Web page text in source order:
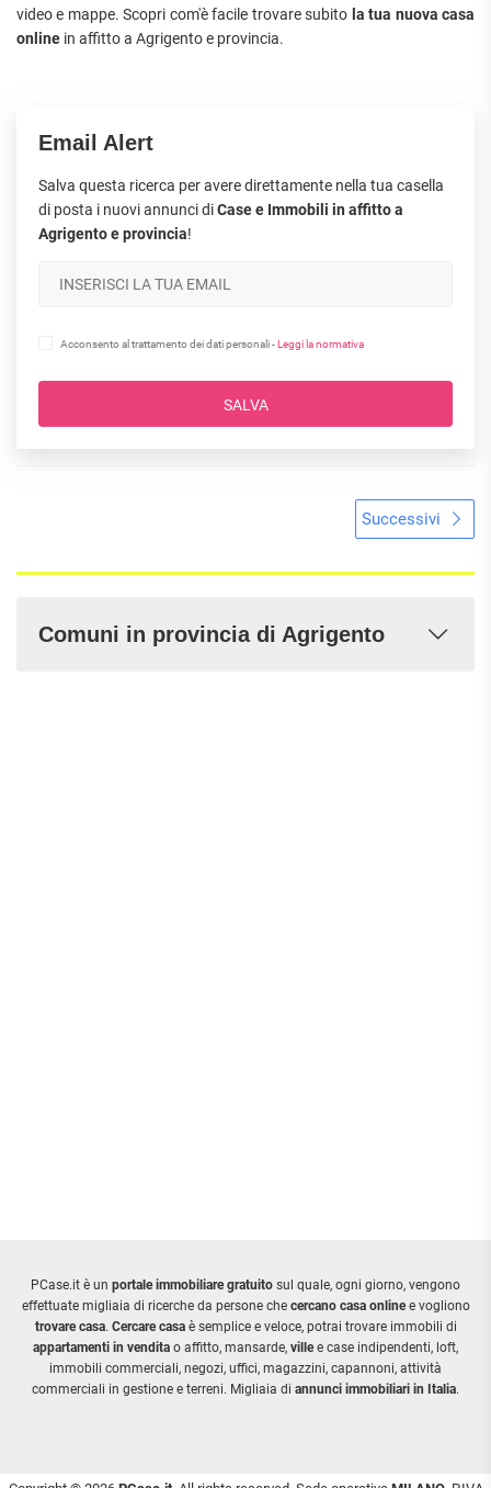
video e mappe. Scopri com'è facile trovare subito la tua nuova casa
online in affitto a Agrigento e provincia.
Email Alert
Salva questa ricerca per avere direttamente nella tua casella
di posta i nuovi annunci diCase e Immobili in affitto a
Agrigento e provincia!
Acconsento al trattamento dei dati personali -Leggi la normativa
SALVA
Successivi
Comuni in provincia di Agrigento
PCase.it è un portale immobiliare gratuito sul quale, ogni giorno, vengono
effettuate migliaia di ricerche da persone che cercano casa onlinee vogliono
trovare casa. Cercare casaè semplice e veloce, potrai trovare immobili di
appartamenti in vendita o affitto, mansarde, villee case indipendenti, loft,
immobili commerciali, negozi, uffici, magazzini, capannoni, attività
commerciali in gestione e terreni. Migliaia di annunci immobiliari in Italia.